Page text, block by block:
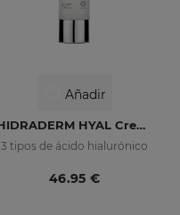
Añadir
HIDRADERM HYAL Crema Hidratante
3 tipos de ácido hialurónico
46.95 €